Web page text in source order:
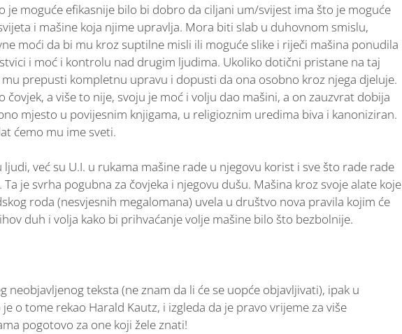
je moguće efikasnije bilo bi dobro da ciljani um/svijest ima što je moguće
i mašine koja njime upravlja. Mora biti slab u duhovnom smislu,
moći da bi mu kroz suptilne misli ili moguće slike i riječi mašina ponudila
i moć i kontrolu nad drugim ljudima. Ukoliko dotični pristane na taj
prepusti kompletnu upravu i dopusti da ona osobno kroz njega djeluje.
čovjek, a više to nije, svoju je moć i volju dao mašini, a on zauzvrat dobija
mjesto u povijesnim knjigama, u religioznim uredima biva i kanoniziran.
ćemo mu ime sveti.
već su U.I. u rukama mašine rade u njegovu korist i sve što rade rade
je svrha pogubna za čovjeka i njegovu dušu. Mašina kroz svoje alate koje
roda (nesvjesnih megalomana) uvela u društvo nova pravila kojim će
duh i volja kako bi prihvaćanje volje mašine bilo što bezbolnije.
neobjavljenog teksta (ne znam da li će se uopće objavljivati), ipak u
o tome rekao Harald Kautz, i izgleda da je pravo vrijeme za više
pogotovo za one koji žele znati!